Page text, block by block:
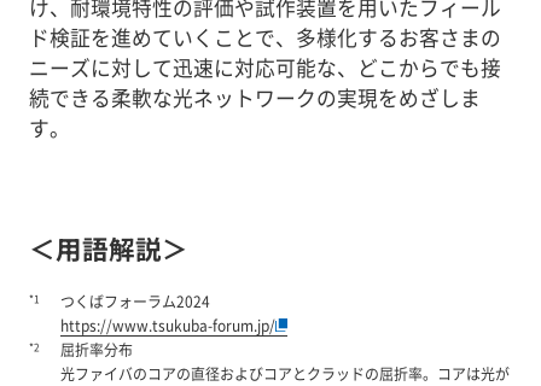
け、耐環境特性の評価や試作装置を用いたフィール
ド検証を進めていくことで、多様化するお客さまの
ニーズに対して迅速に対応可能な、どこからでも接
続できる柔軟な光ネットワークの実現をめざしま
す。
＜用語解説＞
*1
つくばフォーラム2024
https://www.tsukuba-forum.jp/
*2
屈折率分布
光ファイバのコアの直径およびコアとクラッドの屈折率。コアは光が